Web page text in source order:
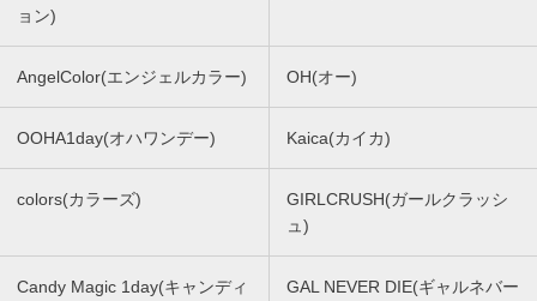
ョン)
AngelColor(エンジェルカラー) OH(オー)
OOHA1day(オハワンデー) Kaica(カイカ)
colors(カラーズ)
GIRLCRUSH(ガールクラッシ
ュ)
Candy Magic 1day(キャンディ
GAL NEVER DIE(ギャルネバー